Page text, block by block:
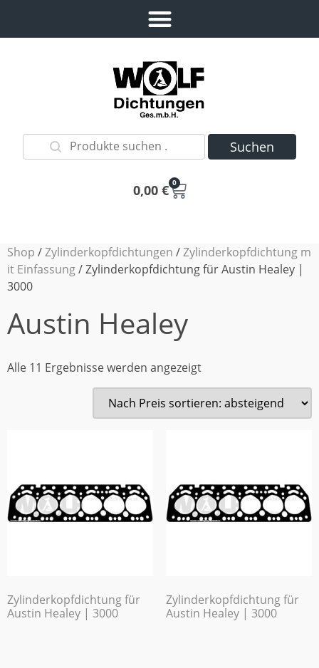
Suchen
0,00 € 0
Shop /Zylinderkopfdichtungen /Zylinderkopfdichtung m
it Einfassung/ Zylinderkopfdichtung für Austin Healey |
3000
Austin Healey
Alle 11 Ergebnisse werden angezeigt
Zylinderkopfdichtung für
Austin Healey | 3000
Zylinderkopfdichtung für
Austin Healey | 3000